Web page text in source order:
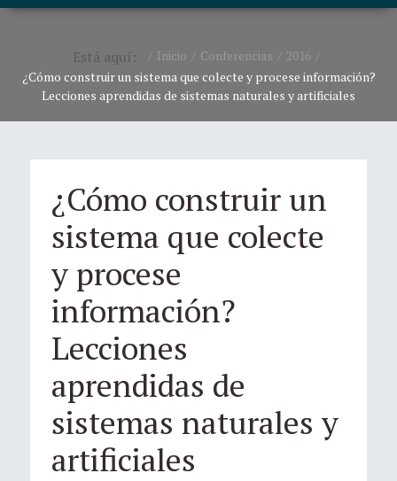
Está aquí: Inicio Conferencias
2016
¿Cómo construir un sistema que colecte y procese información?
Lecciones aprendidas de sistemas naturales y artificiales
¿Cómo construir un
sistema que colecte
y procese
información?
Lecciones
aprendidas de
sistemas naturales y
artificiales